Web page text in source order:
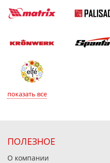
показать все
ПОЛЕЗНОЕ
О компании